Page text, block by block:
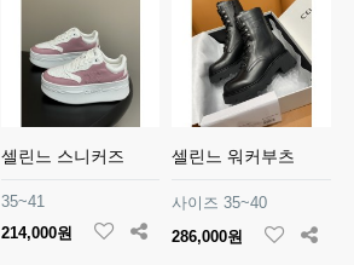
셀린느 스니커즈
35~41
214,000원
셀린느 워커부츠
사이즈 35~40
286,000원